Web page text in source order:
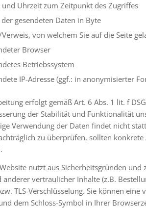
und Uhrzeit zum Zeitpunkt des Zugriffes
der gesendeten Daten in Byte
von welchem Sie auf die Seite
Browser
Betriebssystem
IP-Adresse (ggf.: in anonymisierter
erfolgt gemäß Art. 6 Abs. 1 lit. f
der Stabilität und Funktionalität
Verwendung der Daten findet nicht
zu überprüfen, sollten
nutzt aus Sicherheitsgründen
anderer vertraulicher Inhalte (z.B.
TLS-Verschlüsselung. Sie können
dem Schloss-Symbol in Ihrer